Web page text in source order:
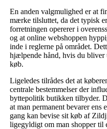
En anden valgmulighed er at
mærke tilsluttet, da det typisk
forretningen opererer i
og at online webshoppen
inde i reglerne på området.
hjælpende hånd, hvis du
køb.
Ligeledes tilrådes det at
centrale bestemmelser der
byttepolitik butikken tilbyder.
at man permanent bevarer ens
gang kan bevise sit køb af
ligegyldigt om man shopper til